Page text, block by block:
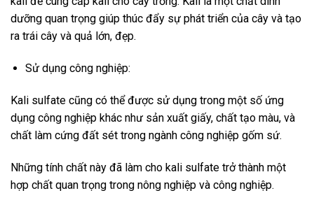
dưỡng quan trọng giúp thúc đẩy sự phát triển của cây và tạo
ra trái cây và quả lớn, đẹp.
Sử dụng công nghiệp:
Kali sulfate cũng có thể được sử dụng trong một số ứng
dụng công nghiệp khác như sản xuất giấy, chất tạo màu, và
chất làm cứng đất sét trong ngành công nghiệp gốm sứ.
Những tính chất này đã làm cho kali sulfate trở thành một
hợp chất quan trọng trong nông nghiệp và công nghiệp.